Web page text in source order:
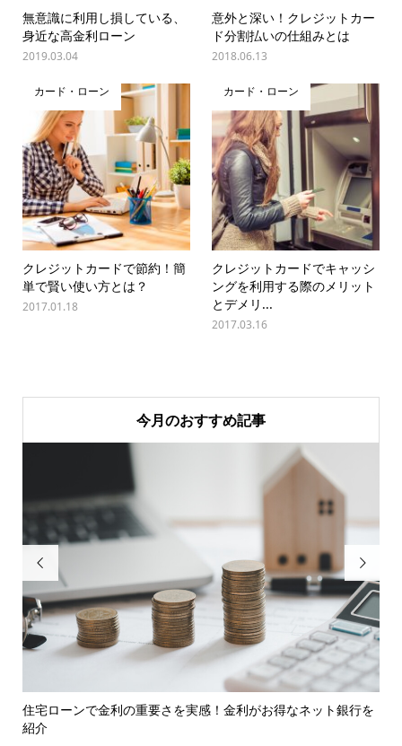
無意識に利用し損している、
身近な高金利ローン
2019.03.04
意外と深い！クレジットカー
ド分割払いの仕組みとは
2018.06.13
カード・ローン
クレジットカードで節約！簡
単で賢い使い方とは？
2017.01.18
カード・ローン
クレジットカードでキャッシ
ングを利用する際のメリット
とデメリ...
2017.03.16
今月のおすすめ記事

住宅ローンで金利の重要さを実感！金利がお得なネット銀行を
紹介
